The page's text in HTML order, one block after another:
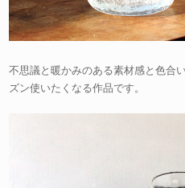
不思議と暖かみのある素材感と色合
ズン使いたくなる作品です。